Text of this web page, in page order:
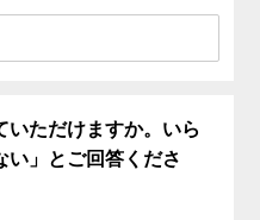
いただけますか。いら
い」とご回答くださ